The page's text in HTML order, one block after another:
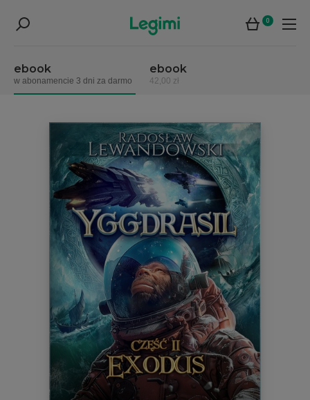
0
ebook
w abonamencie 3 dni za darmo
ebook
42,00 zł